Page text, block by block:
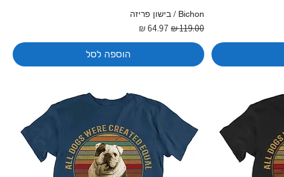
Bichon / בישון פריזה
מחיר רגיל‏119.00 ‏₪ מחיר מבצע
הוספה לסל